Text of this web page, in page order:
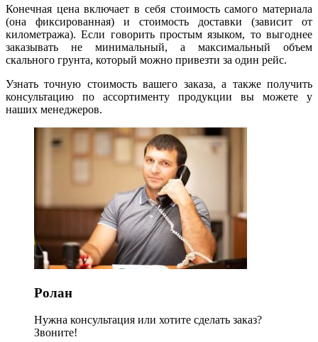
Конечная цена включает в себя стоимость самого материала
(она фиксированная) и стоимость доставки (зависит от
километража). Если говорить простым языком, то выгоднее
заказывать не минимальный, а максимальный объем
скального грунта, который можно привезти за один рейс.
Узнать точную стоимость вашего заказа, а также получить
консультацию по ассортименту продукции вы можете у
наших менеджеров.
Ролан
Нужна консультация или хотите сделать заказ?
Звоните!